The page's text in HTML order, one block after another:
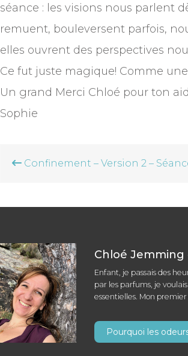
séance : les visions nous parlent
remuent, bouleversent parfois,
elles ouvrent des perspectives
Ce fut juste magique! Comme
Un grand Merci Chloé pour ton
Sophie
Navigation
de
Confinement – Version 2 –
Chloé
Enfant, je passais des
par les parfums, je
essentielles. Mon
Pourquoi les